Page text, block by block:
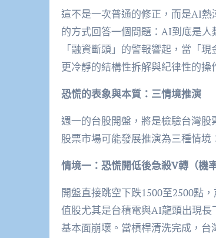
這不是一次普通的修正，而是AI
的方式回答一個問題：AI到底是
「融資斷頭」的警報響起，當「
更冷靜的結構性拆解與紀律性的操
恐慌的表象與本質：三情境推演
週一的台股開盤，將是檢驗台灣
股票市場可能發展推演為三種情境
情境一：恐慌開低後急殺V轉（機率
開盤直接跳空下跌1500至2500點
值股尤其是台積電與AI龍頭出現
基本面崩壞。當槓桿清洗完成，台